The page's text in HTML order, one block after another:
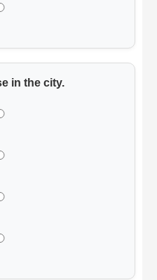
in the city.